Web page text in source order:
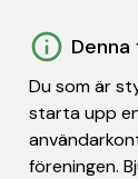
Du som är
starta upp
föreningen.